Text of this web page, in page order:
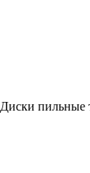
Диски пильные